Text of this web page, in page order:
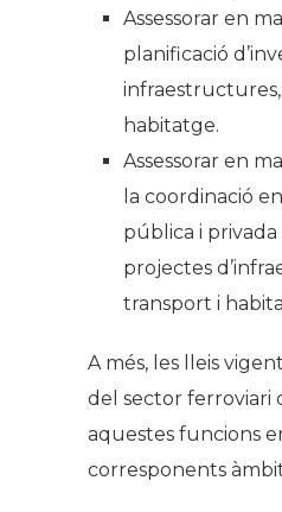
Assessorar en
planificació
habitatge.
Assessorar en
la coordinació
pública i
projectes
transport i
A més, les lleis
del sector ferroviari
aquestes funcions
corresponents